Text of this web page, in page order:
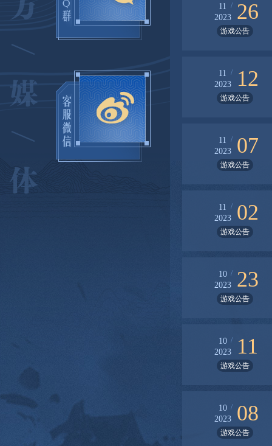
11
2023
26
/
游戏公告
11
2023
12
/
游戏公告
11
2023
07
/
游戏公告
11
2023
02
/
游戏公告
10
2023
23
/
游戏公告
10
2023
11
/
游戏公告
10
2023
08
/
游戏公告